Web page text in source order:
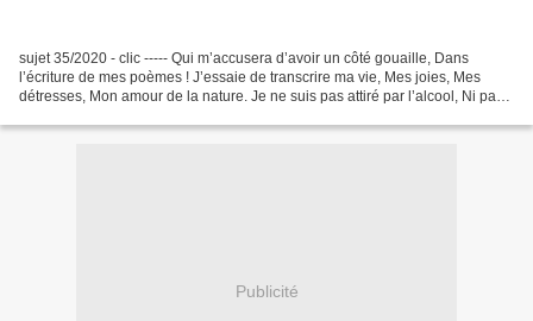
sujet 35/2020 - clic ----- Qui m’accusera d’avoir un côté gouaille, Dans
l’écriture de mes poèmes ! J’essaie de transcrire ma vie, Mes joies, Mes
détresses, Mon amour de la nature. Je ne suis pas attiré par l’alcool, Ni par
Publicité